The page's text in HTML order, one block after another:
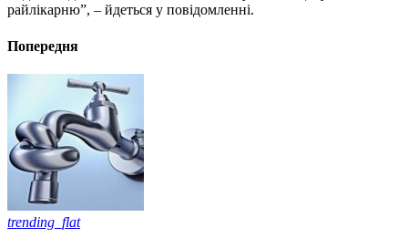
райлікарню”, – йдеться у повідомленні.
Попередня
trending_flat